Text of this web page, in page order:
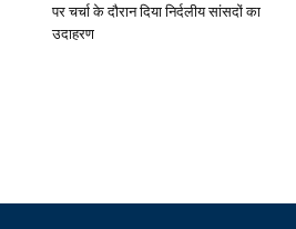
पर चर्चा के दौरान दिया निर्दलीय सांसदों का
उदाहरण